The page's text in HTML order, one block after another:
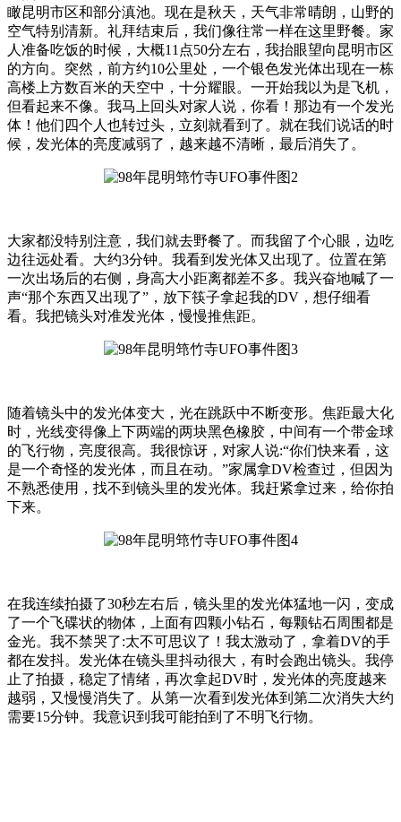
瞰昆明市区和部分滇池。现在是秋天，天气非常晴朗，山野的
空气特别清新。礼拜结束后，我们像往常一样在这里野餐。家
人准备吃饭的时候，大概11点50分左右，我抬眼望向昆明市区
的方向。突然，前方约10公里处，一个银色发光体出现在一栋
高楼上方数百米的天空中，十分耀眼。一开始我以为是飞机，
但看起来不像。我马上回头对家人说，你看！那边有一个发光
体！他们四个人也转过头，立刻就看到了。就在我们说话的时
候，发光体的亮度减弱了，越来越不清晰，最后消失了。
大家都没特别注意，我们就去野餐了。而我留了个心眼，边吃
边往远处看。大约3分钟。我看到发光体又出现了。位置在第
一次出场后的右侧，身高大小距离都差不多。我兴奋地喊了一
声“那个东西又出现了”，放下筷子拿起我的DV，想仔细看
看。我把镜头对准发光体，慢慢推焦距。
随着镜头中的发光体变大，光在跳跃中不断变形。焦距最大化
时，光线变得像上下两端的两块黑色橡胶，中间有一个带金球
的飞行物，亮度很高。我很惊讶，对家人说:“你们快来看，这
是一个奇怪的发光体，而且在动。”家属拿DV检查过，但因为
不熟悉使用，找不到镜头里的发光体。我赶紧拿过来，给你拍
下来。
在我连续拍摄了30秒左右后，镜头里的发光体猛地一闪，变成
了一个飞碟状的物体，上面有四颗小钻石，每颗钻石周围都是
金光。我不禁哭了:太不可思议了！我太激动了，拿着DV的手
都在发抖。发光体在镜头里抖动很大，有时会跑出镜头。我停
止了拍摄，稳定了情绪，再次拿起DV时，发光体的亮度越来
越弱，又慢慢消失了。从第一次看到发光体到第二次消失大约
需要15分钟。我意识到我可能拍到了不明飞行物。